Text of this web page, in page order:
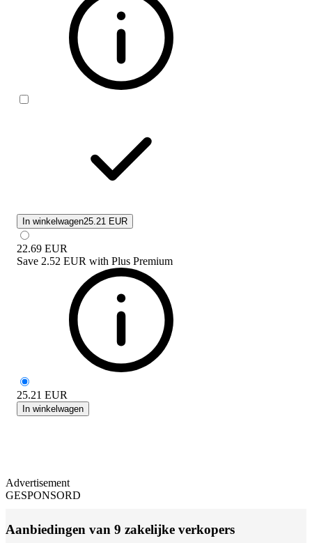
In winkelwagen25.21 EUR
22.69 EUR
Save 2.52 EUR with Plus Premium
25.21 EUR
In winkelwagen
Advertisement
GESPONSORD
Aanbiedingen van 9 zakelijke verkopers